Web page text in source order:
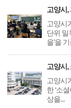
고양시
단위 밀
을’을
고양시
한 ‘소
상을...